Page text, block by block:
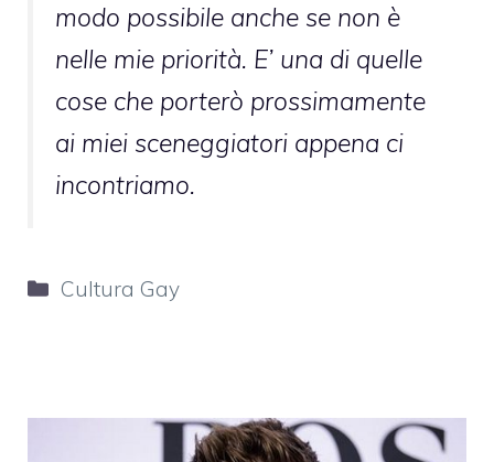
modo possibile anche se non è
nelle mie priorità. E’ una di quelle
cose che porterò prossimamente
ai miei sceneggiatori appena ci
incontriamo.
Categorie
Cultura Gay